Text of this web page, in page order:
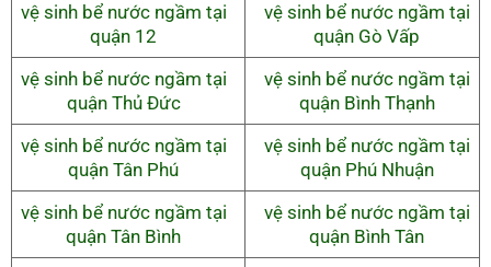
vệ sinh bể nước ngầm tại
quận 12
vệ sinh bể nước ngầm tại
quận Gò Vấp
vệ sinh bể nước ngầm tại
quận Thủ Đức
vệ sinh bể nước ngầm tại
quận Bình Thạnh
vệ sinh bể nước ngầm tại
quận Tân Phú
vệ sinh bể nước ngầm tại
quận Phú Nhuận
vệ sinh bể nước ngầm tại
quận Tân Bình
vệ sinh bể nước ngầm tại
quận Bình Tân